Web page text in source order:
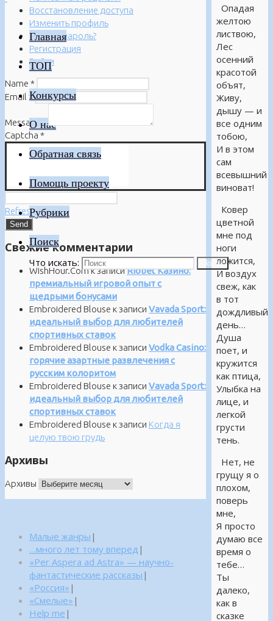
Главная
ТОП
Конкурсы
О нас
Обратная связь
Помощь проекту
Рубрики
Поиск
Что искать: Поиск
Опадая
желтою
листвою,
Лес
осенний
красотой
объят,
Живу,
дышу — и
все одним
тобою,
И в этом
сам
всевышний
виноват!
Ковер
цветной
мне под
ноги
ложится,
И воздух
свеж, как
в тот
дождливый
день…
Душа
поет, и
кружится
как птица,
Улыбка на
лице, и
легкой
грусти
тень.
Нет, не
грущу я о
плохом,
поверь
мне,
Я просто
думаю все
время о
тебе…
Ты
далеко,
как в
сказке
Восстановление доступа
Изменить профиль
Забыли пароль?
Регистрация
Войти
Name *
Email *
Message*
Captcha *
Refresh
Свежие комментарии
WishHour.Comк записиRiobet Казино:
премиальный игровой опыт с
щедрыми бонусами
Embroidered Blouse к записи Vavada Sport:
идеальный выбор для любителей
спортивных ставок
Embroidered Blouse к записи Vodka Casino:
горячие азартные развлечения с
русским колоритом
Embroidered Blouse к записи Vavada Sport:
идеальный выбор для любителей
спортивных ставок
Embroidered Blouse к записи Когда я
целую твою грудь
Архивы
Архивы
Малые жанры |
…много лет тому вперед |
«Per Aspera ad Astra» — научно-
фантастические рассказы |
«Россия» |
«Смелые» |
Help me |